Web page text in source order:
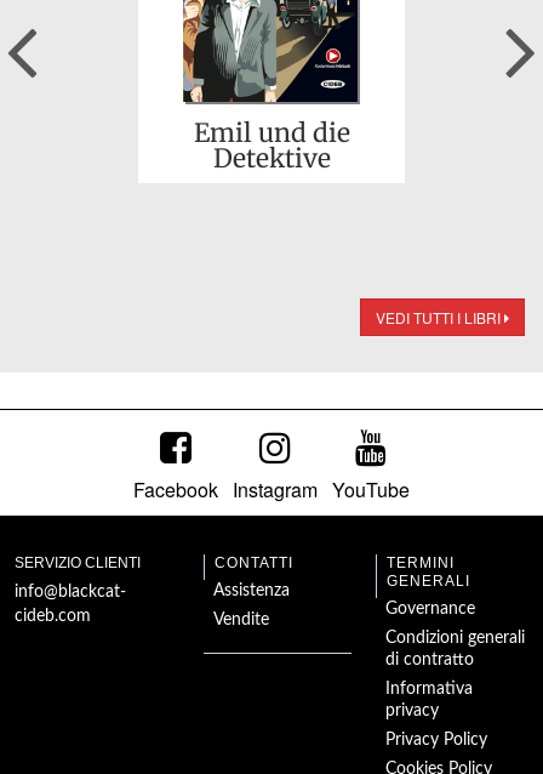
Emil und die
Detektive
Previous
VEDI TUTTI I LIBRI
Facebook Instagram YouTube